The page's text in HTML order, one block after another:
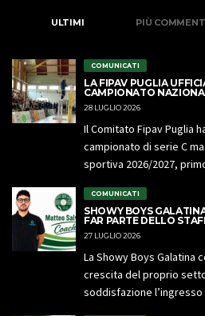
ULTIMI PIÙ
COMUNICATI
LA FIPAV PUGLIA
CAMPIONATO
28 LUGLIO 2026
Il Comitato Fipav Puglia
campionato di serie C
sportiva 2026/2027,
COMUNICATI
SHOWY BOYS
FAR PARTE DELLO
27 LUGLIO 2026
La Showy Boys Galatina
crescita del proprio
soddisfazione l’ingresso